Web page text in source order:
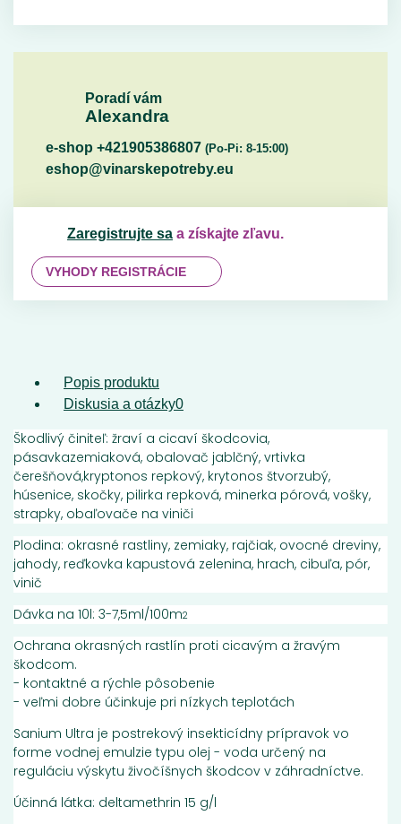
Poradí vám
Alexandra
e-shop +421905386807 (Po-Pi: 8-15:00)
eshop@vinarskepotreby.eu
Zaregistrujte sa a získajte zľavu.
VYHODY REGISTRÁCIE
Popis produktu
Diskusia a otázky0
Škodlivý činiteľ: žraví a cicaví škodcovia,
pásavkazemiaková, obalovač jablčný, vrtivka
čerešňová,kryptonos repkový, krytonos štvorzubý,
húsenice, skočky, pilirka repková, minerka pórová, vošky,
strapky, obaľovače na viniči
Plodina: okrasné rastliny, zemiaky, rajčiak, ovocné dreviny,
jahody, reďkovka kapustová zelenina, hrach, cibuľa, pór,
vinič
Dávka na 10l: 3-7,5ml/100m2
Ochrana okrasných rastlín proti cicavým a žravým
škodcom.
- kontaktné a rýchle pôsobenie
- veľmi dobre účinkuje pri nízkych teplotách
Sanium Ultra je postrekový insekticídny prípravok vo
forme vodnej emulzie typu olej - voda určený na
reguláciu výskytu živočíšnych škodcov v záhradníctve.
Účinná látka: deltamethrin 15 g/l